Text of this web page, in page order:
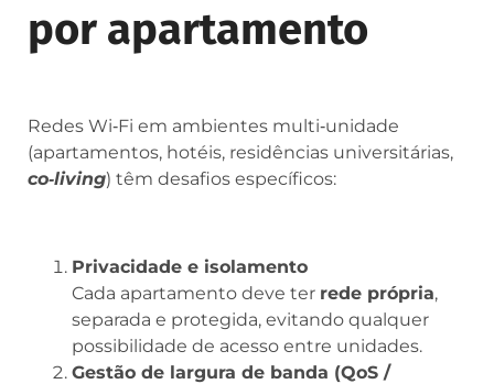
por apartamento
Redes Wi‑Fi em ambientes multi‑unidade
(apartamentos, hotéis, residências universitárias,
co‑living) têm desafios específicos:
Privacidade e isolamento
Cada apartamento deve ter rede própria,
separada e protegida, evitando qualquer
possibilidade de acesso entre unidades.
Gestão de largura de banda (QoS /